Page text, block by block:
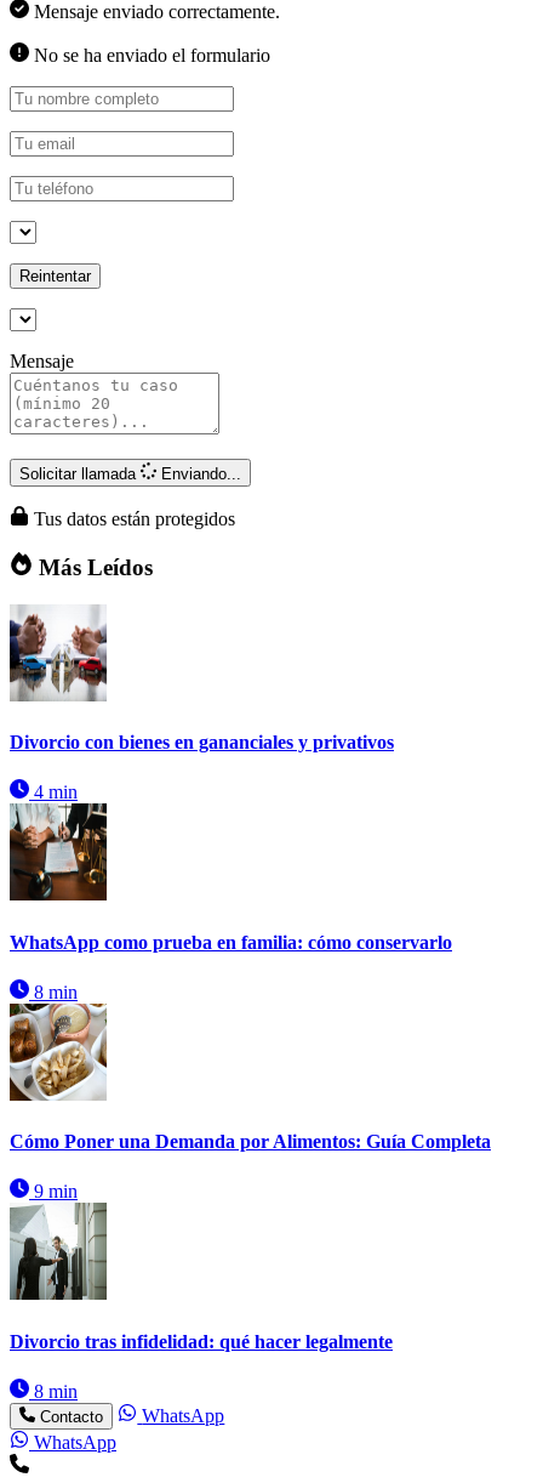
Mensaje enviado correctamente.
No se ha enviado el formulario
Reintentar
Mensaje
Solicitar llamada Enviando...
Tus datos están protegidos
Más Leídos
Divorcio con bienes en gananciales y privativos
4 min
WhatsApp como prueba en familia: cómo conservarlo
8 min
Cómo Poner una Demanda por Alimentos: Guía Completa
9 min
Divorcio tras infidelidad: qué hacer legalmente
8 min
Contacto
WhatsApp
WhatsApp